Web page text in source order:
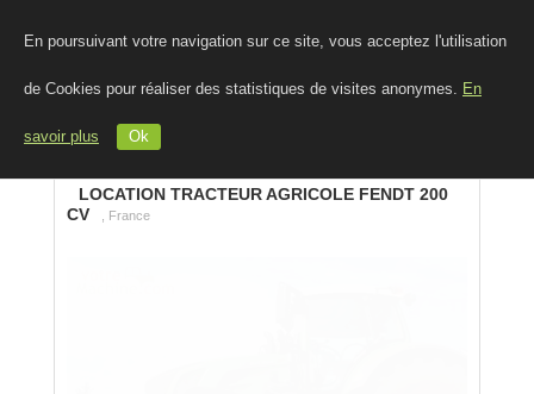
En poursuivant votre navigation sur ce site, vous acceptez l'utilisation
de Cookies pour réaliser des statistiques de visites anonymes. En
savoir plus Ok
LOCATION TRACTEUR AGRICOLE FENDT 200
CV
, France